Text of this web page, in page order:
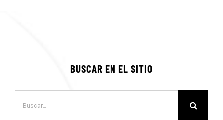
BUSCAR EN EL SITIO